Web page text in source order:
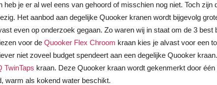
heb je er al wel eens van gehoord of misschien nog niet. Toch
Het aanbod aan degelijke Quooker kranen wordt bijgevolg
even op onderzoek gegaan. Zo waren wij in staat om de 3
voor deQuooker Flex Chroom kraan kies je alvast voor een
niet zoveel budget spendeert aan een degelijke Quooker
TwinTaps kraan. Deze Quooker kraan wordt gekenmerkt door
warm als kokend water beschikt.